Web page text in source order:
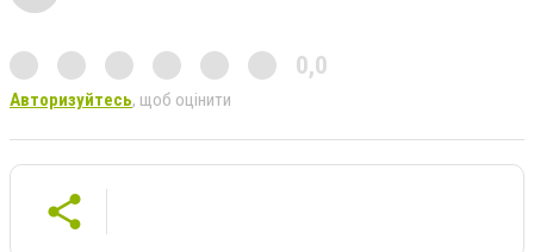
0,0
Авторизуйтесь, щоб оцінити